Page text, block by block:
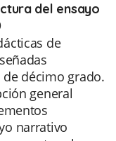
del ensayo
de
décimo grado.
general
narrativo